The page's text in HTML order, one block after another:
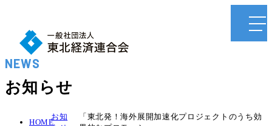
NEWS
お知らせ
HOME
お知
「東北発！海外展開加速化プロジェクトのうち効